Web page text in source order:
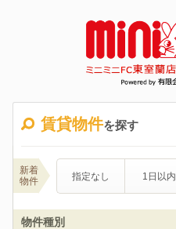
賃貸物件を探す
新着
物件
指定なし 1日以内
物件種別